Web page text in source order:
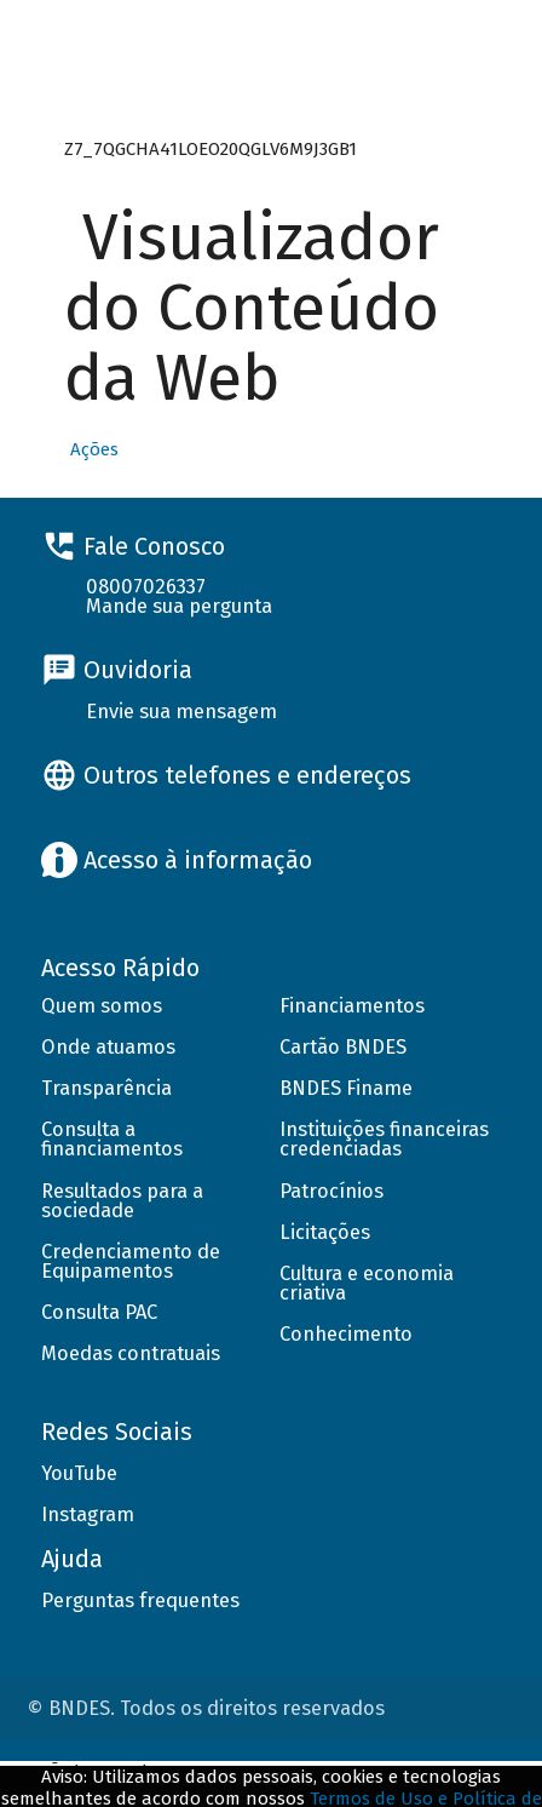
Z7_7QGCHA41LOEO20QGLV6M9J3GB1
Visualizador
do Conteúdo
da Web
Ações
Fale Conosco
08007026337
Mande sua pergunta
Ouvidoria
Envie sua mensagem
Outros telefones e endereços
Acesso à informação
Acesso Rápido
Quem somos
Onde atuamos
Transparência
Consulta a
financiamentos
Resultados para a
sociedade
Credenciamento de
Equipamentos
Consulta PAC
Moedas contratuais
Financiamentos
Cartão BNDES
BNDES Finame
Instituições financeiras
credenciadas
Patrocínios
Licitações
Cultura e economia
criativa
Conhecimento
Redes Sociais
YouTube
Instagram
Ajuda
Perguntas frequentes
© BNDES. Todos os direitos reservados
Aviso: Utilizamos dados pessoais, cookies e tecnologias
semelhantes de acordo com nossos Termos de Uso e Política de
ConteÃºdo complementar